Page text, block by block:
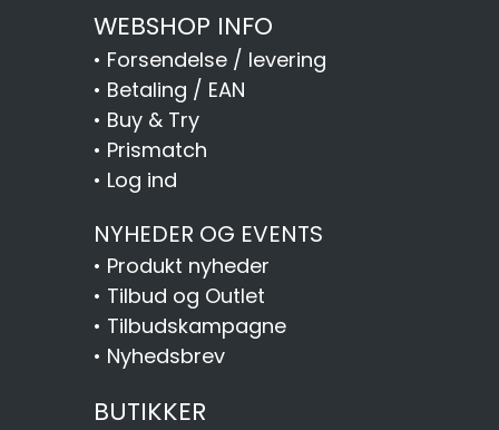
WEBSHOP INFO
• Forsendelse / levering
• Betaling / EAN
• Buy & Try
• Prismatch
• Log ind
NYHEDER OG EVENTS
• Produkt nyheder
• Tilbud og Outlet
• Tilbudskampagne
• Nyhedsbrev
BUTIKKER